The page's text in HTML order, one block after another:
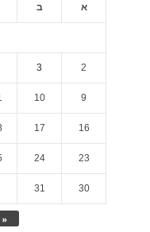
א ב
«
2
3
9
10
16
17
23
24
30
31